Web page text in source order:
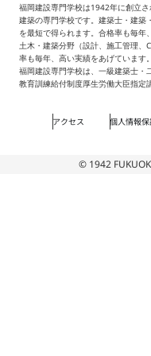
福岡建設専門学校は1942年に創立
建築の専門学校です。建築士・建
を最短で得られます。合格率も毎年
土木・建築分野（設計、施工管理、
率も毎年、高い実績をあげています。
福岡建設専門学校は、一級建築士・
教育訓練給付制度厚生労働大臣指定
アクセス 個人情報
© 1942